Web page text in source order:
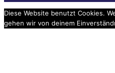
Diese Website benutzt Cookies.
gehen wir von deinem